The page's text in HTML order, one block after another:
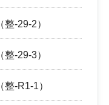
-29-2）
-29-3）
-R1-1）